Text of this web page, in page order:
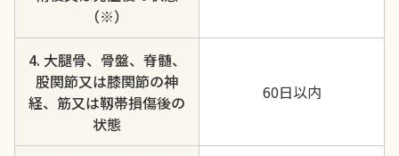
（※）
4. 大腿骨、骨盤、脊髄、
股関節又は膝関節の神
経、筋又は靱帯損傷後の
状態
60日以内